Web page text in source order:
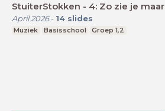
StuiterStokken - 4: Zo zie je maar
April 2026- 14 slides
Muziek Basisschool Groep 1,2